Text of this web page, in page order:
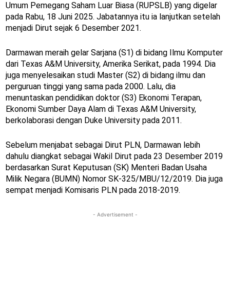
Umum Pemegang Saham Luar Biasa (RUPSLB) yang digelar
pada Rabu, 18 Juni 2025. Jabatannya itu ia lanjutkan setelah
menjadi Dirut sejak 6 Desember 2021.
Darmawan meraih gelar Sarjana (S1) di bidang Ilmu Komputer
dari Texas A&M University, Amerika Serikat, pada 1994. Dia
juga menyelesaikan studi Master (S2) di bidang ilmu dan
perguruan tinggi yang sama pada 2000. Lalu, dia
menuntaskan pendidikan doktor (S3) Ekonomi Terapan,
Ekonomi Sumber Daya Alam di Texas A&M University,
berkolaborasi dengan Duke University pada 2011.
Sebelum menjabat sebagai Dirut PLN, Darmawan lebih
dahulu diangkat sebagai Wakil Dirut pada 23 Desember 2019
berdasarkan Surat Keputusan (SK) Menteri Badan Usaha
Milik Negara (BUMN) Nomor SK-325/MBU/12/2019. Dia juga
sempat menjadi Komisaris PLN pada 2018-2019.
- Advertisement -